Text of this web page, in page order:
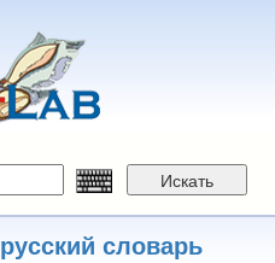
Искать
словарь